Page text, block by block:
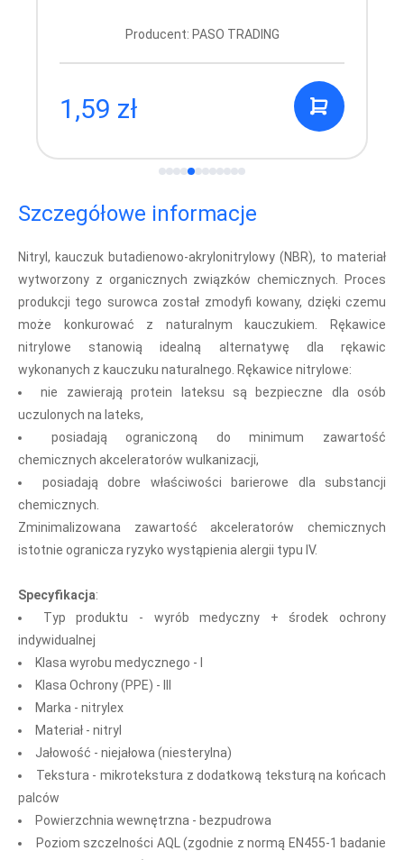
Producent: PASO TRADING
1,59 zł
Szczegółowe informacje
Nitryl, kauczuk butadienowo-akrylonitrylowy (NBR), to materiał
wytworzony z organicznych związków chemicznych. Proces
produkcji tego surowca został zmodyfi kowany, dzięki czemu
może konkurować z naturalnym kauczukiem. Rękawice
nitrylowe stanowią idealną alternatywę dla rękawic
wykonanych z kauczuku naturalnego. Rękawice nitrylowe:
nie zawierają protein lateksu są bezpieczne dla osób
uczulonych na lateks,
posiadają ograniczoną do minimum zawartość
chemicznych akceleratorów wulkanizacji,
posiadają dobre właściwości barierowe dla substancji
chemicznych.
Zminimalizowana zawartość akceleratorów chemicznych
istotnie ogranicza ryzyko wystąpienia alergii typu IV.
Specyfikacja:
Typ produktu - wyrób medyczny + środek ochrony
indywidualnej
Klasa wyrobu medycznego - I
Klasa Ochrony (PPE) - III
Marka - nitrylex
Materiał - nitryl
Jałowość - niejałowa (niesterylna)
Tekstura - mikrotekstura z dodatkową teksturą na końcach
palców
Powierzchnia wewnętrzna - bezpudrowa
Poziom szczelności AQL (zgodnie z normą EN455-1 badanie